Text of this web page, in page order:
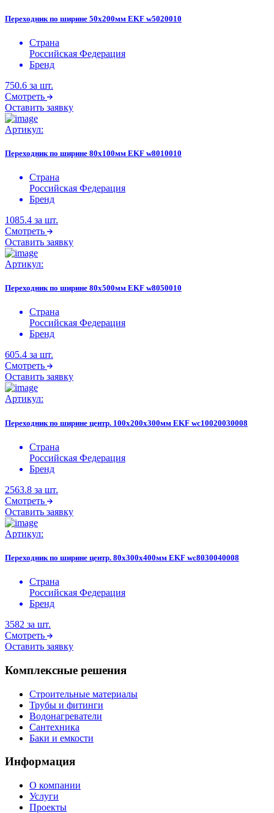
Переходник по ширине 50х200мм EKF w5020010
Страна
Российская Федерация
Бренд
750.6 за шт.
Смотреть
Оставить заявку
Артикул:
Переходник по ширине 80х100мм EKF w8010010
Страна
Российская Федерация
Бренд
1085.4 за шт.
Смотреть
Оставить заявку
Артикул:
Переходник по ширине 80х500мм EKF w8050010
Страна
Российская Федерация
Бренд
605.4 за шт.
Смотреть
Оставить заявку
Артикул:
Переходник по ширине центр. 100х200х300мм EKF wc10020030008
Страна
Российская Федерация
Бренд
2563.8 за шт.
Смотреть
Оставить заявку
Артикул:
Переходник по ширине центр. 80х300х400мм EKF wc8030040008
Страна
Российская Федерация
Бренд
3582 за шт.
Смотреть
Оставить заявку
Комплексные решения
Строительные материалы
Трубы и фитинги
Водонагреватели
Сантехника
Баки и емкости
Информация
О компании
Услуги
Проекты